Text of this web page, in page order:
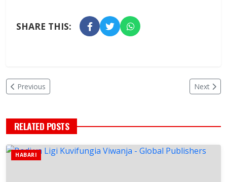
SHARE THIS:
Previous Next
RELATED POSTS
HABARI